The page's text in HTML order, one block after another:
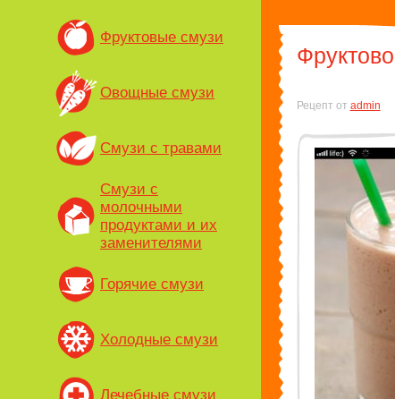
Фруктовые смузи
Овощные смузи
Смузи с травами
Смузи с
молочными
продуктами и их
заменителями
Горячие смузи
Холодные смузи
Лечебные смузи
Рецепт от admin